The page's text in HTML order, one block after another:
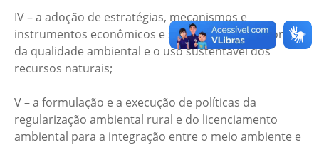
IV – a adoção de estratégias, mecanismos e
instrumentos econômicos e sociais para a melhoria
da qualidade ambiental e o uso sustentável dos
recursos naturais;
V – a formulação e a execução de políticas da
regularização ambiental rural e do licenciamento
ambiental para a integração entre o meio ambiente e